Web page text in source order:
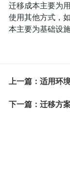
迁移成本主要为
使用其他方式，
本主要为基础设
上一篇：适用环
下一篇：迁移方